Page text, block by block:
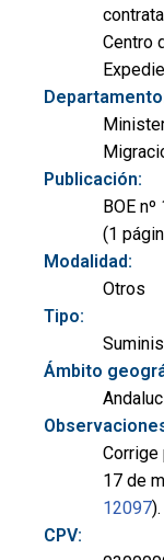
Centro
Publicación:
BOE
(1
Modalidad:
Otros
Tipo:
Ámbito
Corrige
17 de
12097).
CPV: